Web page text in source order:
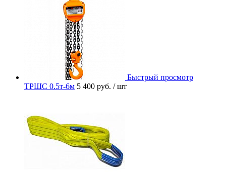
Быстрый просмотр
ТРШС 0.5т-6м 5 400 руб. / шт